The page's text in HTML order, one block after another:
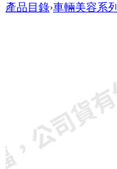
產品目錄›車輛美容系列